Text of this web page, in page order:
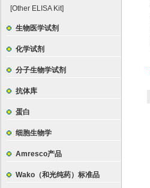
[Other ELISA Kit]
生物医学试剂
化学试剂
分子生物学试剂
抗体库
蛋白
细胞生物学
Amresco产品
Wako（和光纯药）标准品